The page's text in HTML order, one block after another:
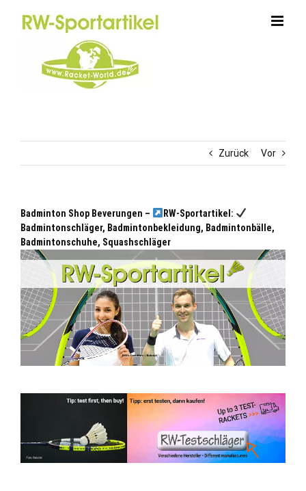
Zurück Vor
Badminton Shop Beverungen –
RW-Sportartikel:
Badmintonschläger, Badmintonbekleidung, Badmintonbälle,
Badmintonschuhe, Squashschläger